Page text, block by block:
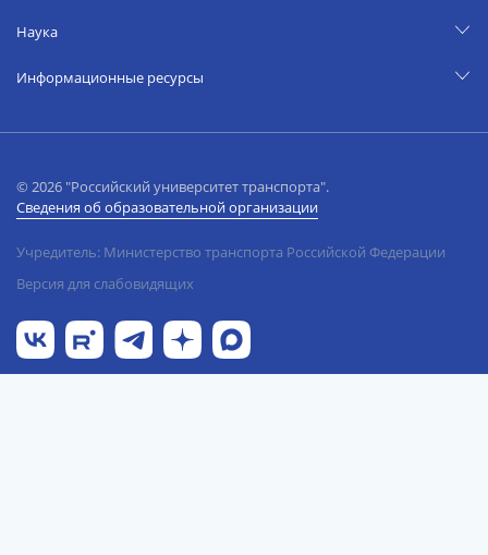
Наука
Информационные ресурсы
© 2026 "Российский университет транспорта".
Сведения об образовательной организации
Учредитель: Министерство транспорта Российской Федерации
Версия для слабовидящих